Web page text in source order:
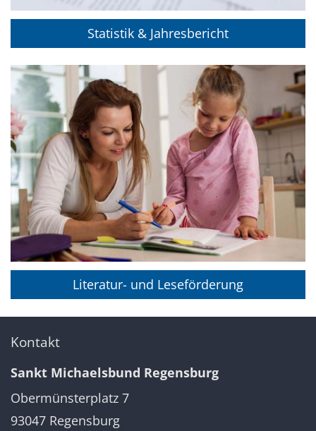
Statistik & Jahresbericht
Literatur- und Leseförderung
Kontakt
Sankt Michaelsbund Regensburg
Obermünsterplatz 7
93047 Regensburg